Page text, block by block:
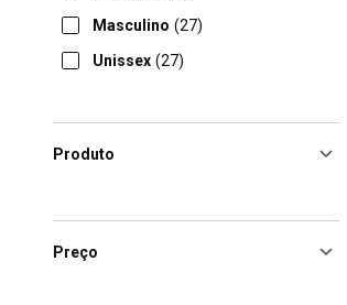
Masculino (27)
Unissex (27)
Produto
Preço